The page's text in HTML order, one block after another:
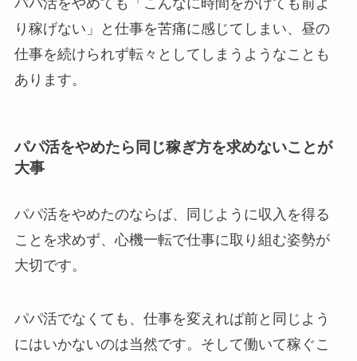
り稼げない」と仕事を苦痛に感じてしまい、昼の
仕事を続けられず転々としてしまうようなことも
あります。
パパ活をやめたら同じ稼ぎ方を求めないことが
大事
パパ活をやめたのならば、同じように収入を得る
ことを求めず、心機一転で仕事に取り組む姿勢が
大切です。
パパ活でなくても、仕事を変えれば前と同じよう
にはいかないのは当然です。そして働いて稼ぐこ